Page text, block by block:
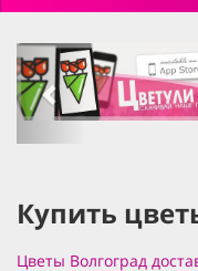
previous
Купить
Цветы Волгоград